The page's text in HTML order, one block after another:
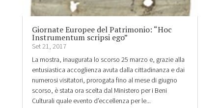
Giornate Europee del Patrimonio: “Hoc
Instrumentum scripsi ego”
Set 21, 2017
La mostra, inaugurata lo scorso 25 marzo e, grazie alla
entusiastica accoglienza avuta dalla cittadinanza e dai
numerosi visitatori, prorogata fino al mese di giugno
scorso, è stata ora scelta dal Ministero per i Beni
Culturali quale evento d’eccellenza per le...